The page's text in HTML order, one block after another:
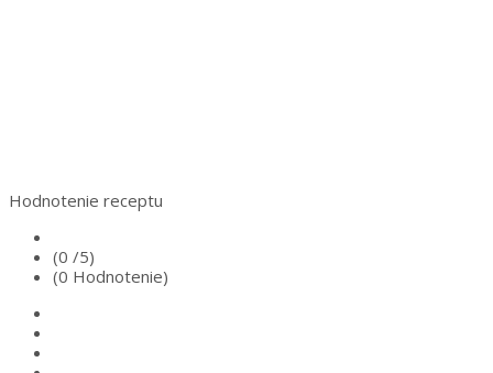
Hodnotenie receptu
(0 /5)
(0 Hodnotenie)